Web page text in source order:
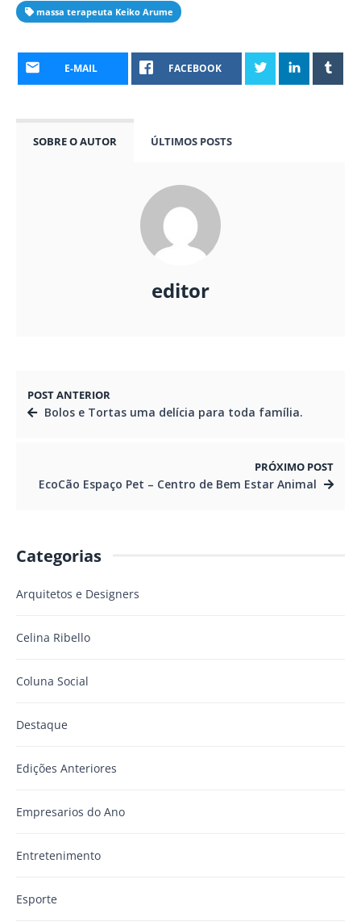
massa terapeuta Keiko Arume
E-MAIL FACEBOOK
SOBRE O AUTOR ÚLTIMOS POSTS
editor
POST ANTERIOR
Bolos e Tortas uma delícia para toda família.
PRÓXIMO POST
EcoCão Espaço Pet – Centro de Bem Estar Animal
Categorias
Arquitetos e Designers
Celina Ribello
Coluna Social
Destaque
Edições Anteriores
Empresarios do Ano
Entretenimento
Esporte